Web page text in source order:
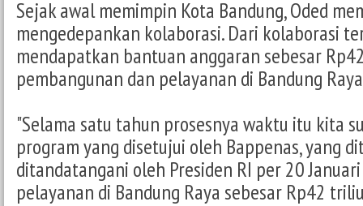
Sejak awal memimpin Kota Bandung, Oded
mengedepankan kolaborasi. Dari kolaborasi
mendapatkan bantuan anggaran sebesar
pembangunan dan pelayanan di Bandung
"Selama satu tahun prosesnya waktu itu kita
program yang disetujui oleh Bappenas, yang
ditandatangani oleh Presiden RI per 20
pelayanan di Bandung Raya sebesar Rp42